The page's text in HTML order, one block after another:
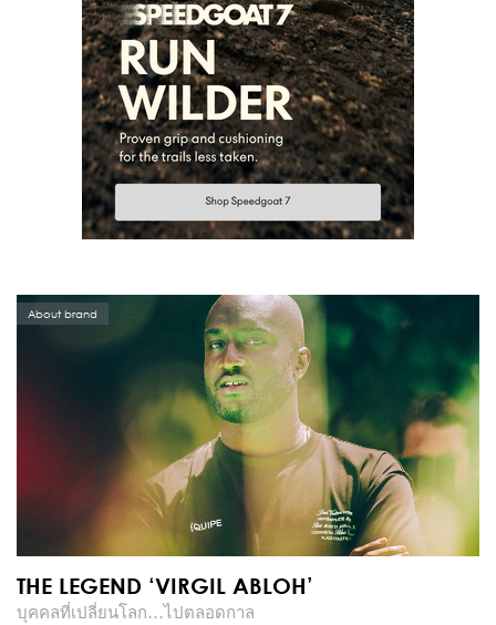
About brand
THE LEGEND ‘VIRGIL ABLOH’
บุคคลที่เปลี่ยนโลก…ไปตลอดกาล